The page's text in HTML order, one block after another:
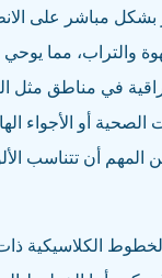
بشكل مباشر على
والتراب، مما
في مناطق مثل
أو الأجواء
المهم أن تتناسب